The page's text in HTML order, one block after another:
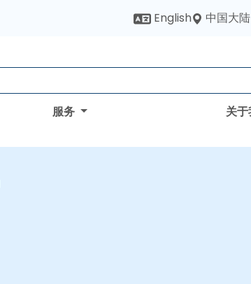
English 中国大陆
服务 关于